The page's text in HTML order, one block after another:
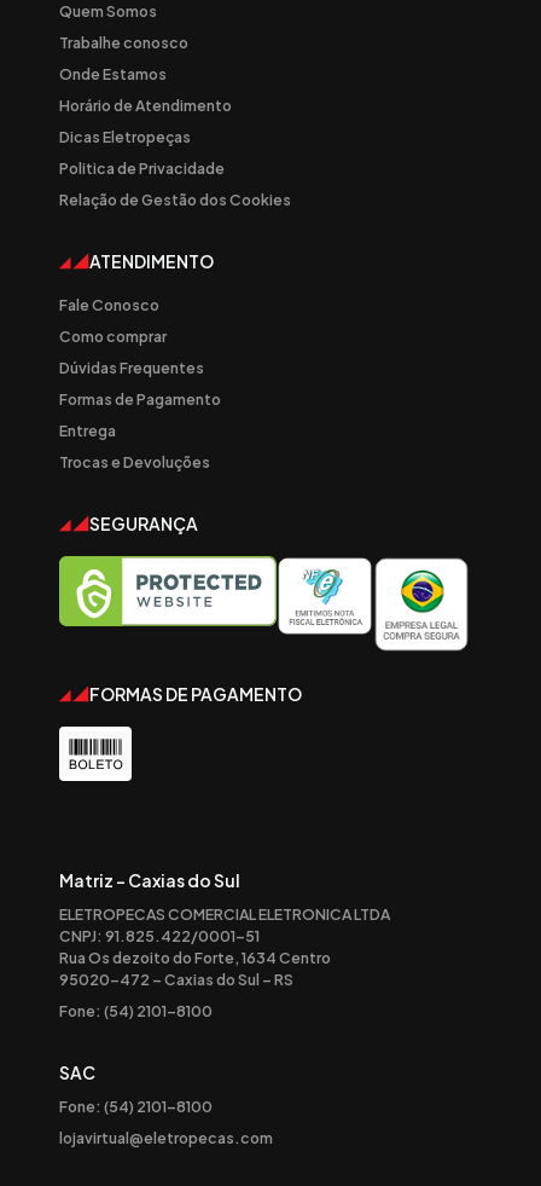
Quem Somos
Trabalhe conosco
Onde Estamos
Horário de Atendimento
Dicas Eletropeças
Politica de Privacidade
Relação de Gestão dos Cookies
ATENDIMENTO
Fale Conosco
Como comprar
Dúvidas Frequentes
Formas de Pagamento
Entrega
Trocas e Devoluções
SEGURANÇA
FORMAS DE PAGAMENTO
Matriz - Caxias do Sul
ELETROPECAS COMERCIAL ELETRONICA LTDA
CNPJ: 91.825.422/0001-51
Rua Os dezoito do Forte, 1634 Centro
95020-472 – Caxias do Sul – RS
Fone: (54) 2101-8100
SAC
Fone: (54) 2101-8100
lojavirtual@eletropecas.com